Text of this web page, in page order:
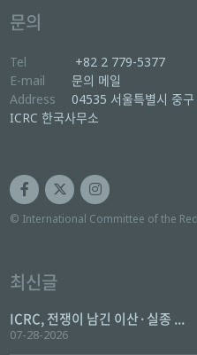
문의
Tel
+82 2 779-5377
E-mail
문의 메일
Address
04535 서울특별시 중
ICRC 한국사무소
© International Committee of the
최신글
ICRC, 전쟁이 남긴 이산·실종 ...
07-28-2026